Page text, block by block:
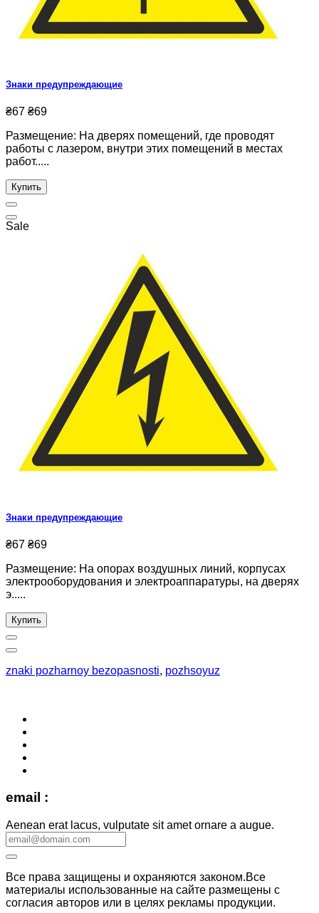
Знаки предупреждающие
₴67 ₴69
Размещение: На дверях помещений, где проводят
работы с лазером, внутри этих помещений в местах
работ.....
Купить
Sale
Знаки предупреждающие
₴67 ₴69
Размещение: На опорах воздушных линий, корпусах
электрооборудования и электроаппаратуры, на дверях
э.....
Купить
znaki pozharnoy bezopasnosti, pozhsoyuz
email :
Aenean erat lacus, vulputate sit amet ornare a augue.
Все права защищены и охраняются законом.Все
материалы использованные на сайте размещены с
согласия авторов или в целях рекламы продукции.